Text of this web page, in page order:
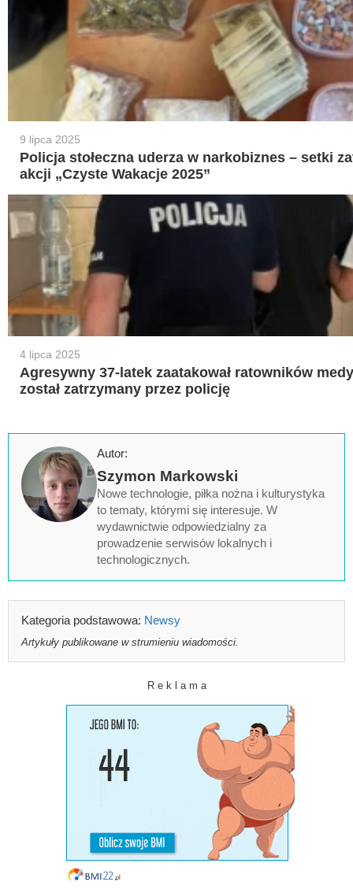
9 lipca 2025
Policja stołeczna uderza w narkobiznes – setki
akcji „Czyste Wakacje 2025”
4 lipca 2025
Agresywny 37-latek zaatakował ratowników
został zatrzymany przez policję
Autor:
Szymon Markowski
Nowe technologie, piłka nożna i kulturystyka
to tematy, którymi się interesuje. W
wydawnictwie odpowiedzialny za
prowadzenie serwisów lokalnych i
technologicznych.
Kategoria podstawowa: Newsy
Artykuły publikowane w strumieniu wiadomości.
R e k l a m a